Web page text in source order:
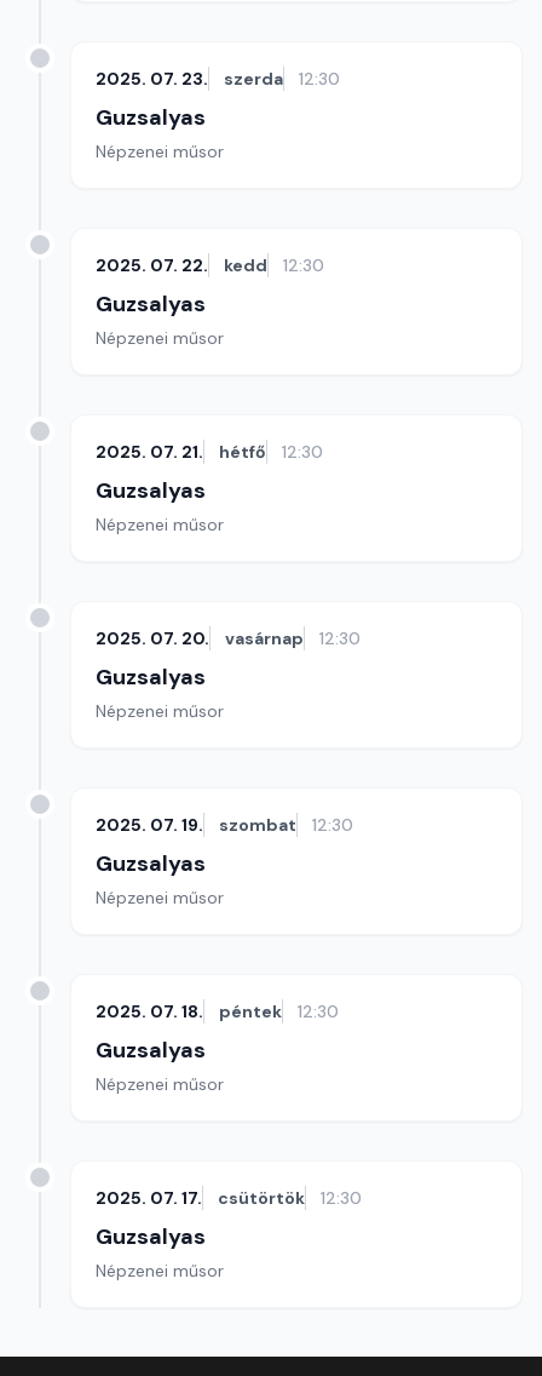
2025. 07. 23. szerda 12:30
Guzsalyas
Népzenei műsor
2025. 07. 22. kedd 12:30
Guzsalyas
Népzenei műsor
2025. 07. 21. hétfő 12:30
Guzsalyas
Népzenei műsor
2025. 07. 20. vasárnap 12:30
Guzsalyas
Népzenei műsor
2025. 07. 19. szombat 12:30
Guzsalyas
Népzenei műsor
2025. 07. 18. péntek 12:30
Guzsalyas
Népzenei műsor
2025. 07. 17. csütörtök 12:30
Guzsalyas
Népzenei műsor